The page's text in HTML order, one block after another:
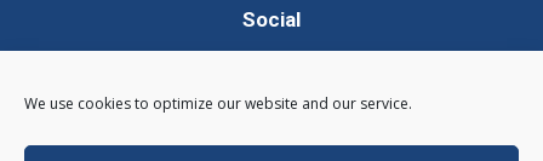
We use cookies to optimize our website and our service.
Social